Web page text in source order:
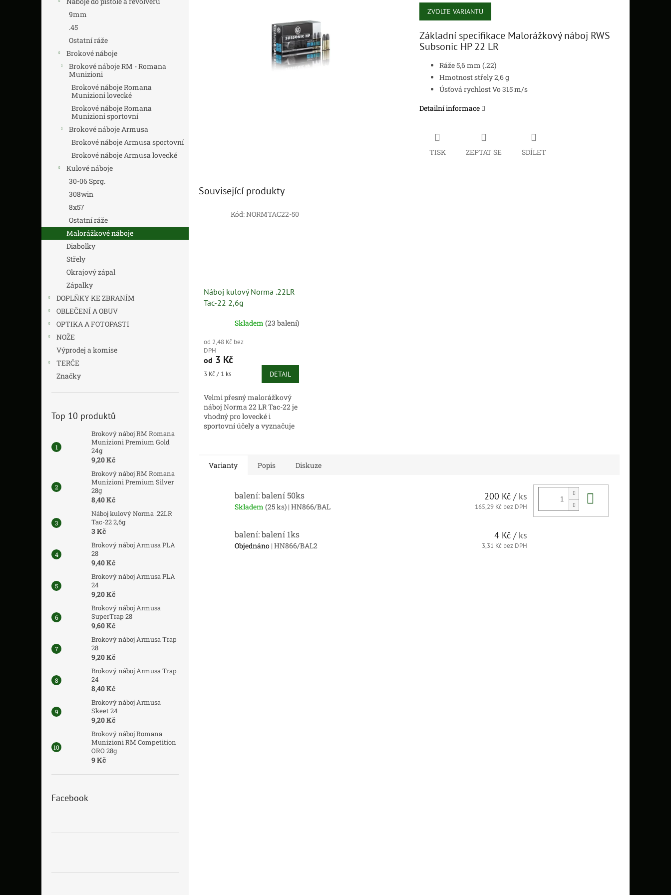
9mm
.45
Ostatní ráže
Brokové náboje
Brokové náboje RM - Romana
Munizioni
Brokové náboje Romana
Munizioni lovecké
Brokové náboje Romana
Munizioni sportovní
Brokové náboje Armusa
Brokové náboje Armusa sportovní
Brokové náboje Armusa lovecké
Kulové náboje
30-06 Sprg.
308win
8x57
Ostatní ráže
Malorážkové náboje
Diabolky
Střely
Okrajový zápal
Zápalky
DOPLŇKY KE ZBRANÍM
OBLEČENÍ A OBUV
OPTIKA A FOTOPASTI
NOŽE
Výprodej a komise
TERČE
Značky
Top 10 produktů
Brokový náboj RM Romana
Munizioni Premium Gold
24g
9,20 Kč
Brokový náboj RM Romana
Munizioni Premium Silver
28g
8,40 Kč
Náboj kulový Norma .22LR
Tac-22 2,6g
3 Kč
Brokový náboj Armusa PLA
28
9,40 Kč
Brokový náboj Armusa PLA
24
9,20 Kč
Brokový náboj Armusa
SuperTrap 28
9,60 Kč
Brokový náboj Armusa Trap
28
9,20 Kč
Brokový náboj Armusa Trap
24
8,40 Kč
Brokový náboj Armusa
Skeet 24
9,20 Kč
Brokový náboj Romana
Munizioni RM Competition
ORO 28g
9 Kč
Facebook
Měrná
cena:
ZVOLTE VARIANTU
Základní specifikace Malorážkový náboj RWS
Subsonic HP 22 LR
Ráže 5,6 mm (.22)
Hmotnost střely 2,6 g
Úsťová rychlost Vo 315 m/s
Detailní informace
TISK ZEPTAT SE SDÍLET
Související produkty
Náboj kulový Norma .22LR
Tac-22 2,6g
Skladem (23 balení)
od 2,48 Kč bez
DPH
od 3 Kč
Měrná
3 Kč / 1 ks DETAIL
Velmi přesný malorážkový
náboj Norma 22 LR Tac-22 je
vhodný pro lovecké i
sportovní účely a vyznačuje
Kód:NORMTAC22-50
Varianty Popis Diskuze
balení: balení 50ks
Skladem (25 ks) | HN866/BAL
200 Kč / ks
165,29 Kč bez DPH
balení: balení 1ks
Objednáno | HN866/BAL2
4 Kč / ks
3,31 Kč bez DPH